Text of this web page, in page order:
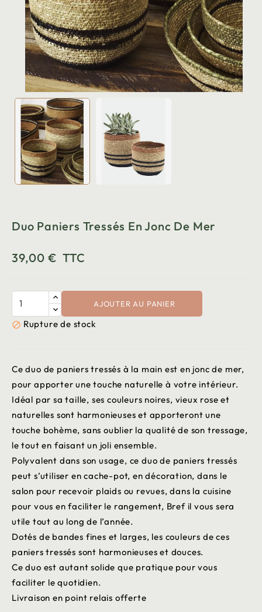
Duo Paniers Tressés En Jonc De Mer
39,00 € TTC
AJOUTER AU PANIER
 Rupture de stock
Ce duo de paniers tressés à la main est en jonc de mer,
pour apporter une touche naturelle à votre intérieur.
Idéal par sa taille, ses couleurs noires, vieux rose et
naturelles sont harmonieuses et apporteront une
touche bohème, sans oublier la qualité de son tressage,
le tout en faisant un joli ensemble.
Polyvalent dans son usage, ce duo de paniers tressés
peut s’utiliser en cache-pot, en décoration, dans le
salon pour recevoir plaids ou revues, dans la cuisine
pour vous en faciliter le rangement, Bref il vous sera
utile tout au long de l’année.
Dotés de bandes fines et larges, les couleurs de ces
paniers tressés sont harmonieuses et douces.
Ce duo est autant solide que pratique pour vous
faciliter le quotidien.
Livraison en point relais offerte